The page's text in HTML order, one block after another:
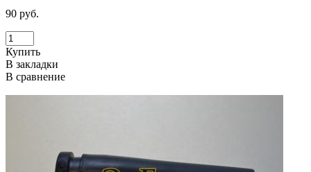
90 руб.
Купить
В закладки
В сравнение